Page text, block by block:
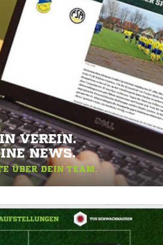
VEREIN.
NEWS.
ÜBER DEIN TEAM.